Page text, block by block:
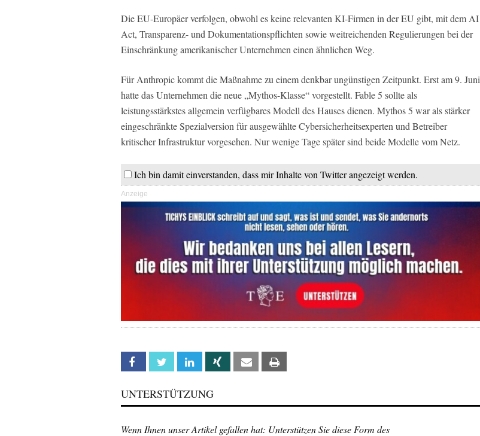
Die EU-Europäer verfolgen, obwohl es keine relevanten KI-Firmen in der EU gibt, mit dem AI
Act, Transparenz- und Dokumentationspflichten sowie weitreichenden Regulierungen bei der
Einschränkung amerikanischer Unternehmen einen ähnlichen Weg.
Für Anthropic kommt die Maßnahme zu einem denkbar ungünstigen Zeitpunkt. Erst am 9. Juni
hatte das Unternehmen die neue „Mythos-Klasse“ vorgestellt. Fable 5 sollte als
leistungsstärkstes allgemein verfügbares Modell des Hauses dienen. Mythos 5 war als stärker
eingeschränkte Spezialversion für ausgewählte Cybersicherheitsexperten und Betreiber
kritischer Infrastruktur vorgesehen. Nur wenige Tage später sind beide Modelle vom Netz.
Ich bin damit einverstanden, dass mir Inhalte von Twitter angezeigt werden.
Anzeige
Facebook Twitter Linkedin Xing Email
UNTERSTÜTZUNG
Wenn Ihnen unser Artikel gefallen hat: Unterstützen Sie diese Form des